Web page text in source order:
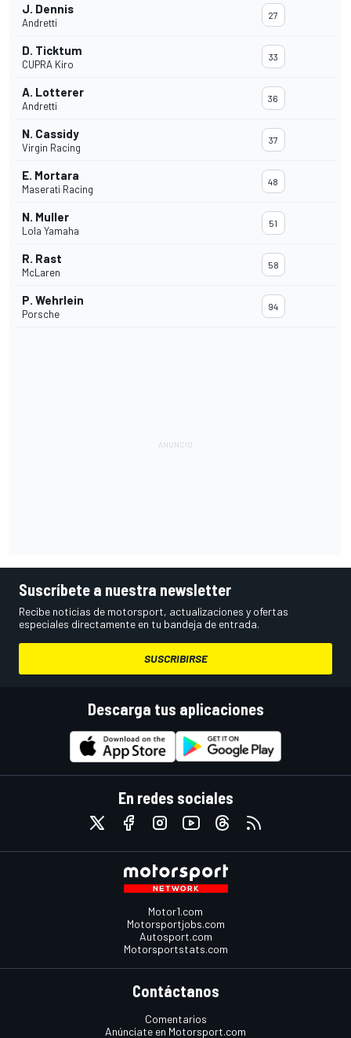
J. Dennis
Andretti
27
D. Ticktum
CUPRA Kiro
33
A. Lotterer
Andretti
36
N. Cassidy
Virgin Racing
37
E. Mortara
Maserati Racing
48
N. Muller
Lola Yamaha
51
R. Rast
McLaren
58
P. Wehrlein
Porsche
94
Suscríbete a nuestra newsletter
Recibe noticias de motorsport, actualizaciones y ofertas
especiales directamente en tu bandeja de entrada.
SUSCRIBIRSE
Descarga tus aplicaciones
En redes sociales
Motor1.com
Motorsportjobs.com
Autosport.com
Motorsportstats.com
Contáctanos
Comentarios
Anúnciate en Motorsport.com